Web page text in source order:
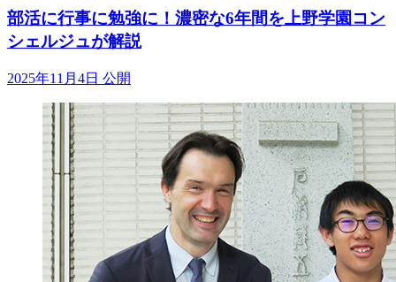
部活に行事に勉強に！濃密な6年間を上野学園コン
シェルジュが解説
2025年11月4日 公開